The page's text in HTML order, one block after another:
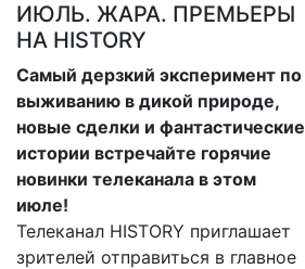
ИЮЛЬ. ЖАРА. ПРЕМЬЕРЫ
НА HISTORY
Самый дерзкий эксперимент по
выживанию в дикой природе,
новые сделки и фантастические
истории встречайте горячие
новинки телеканала в этом
июле!
Телеканал HISTORY приглашает
зрителей отправиться в главное